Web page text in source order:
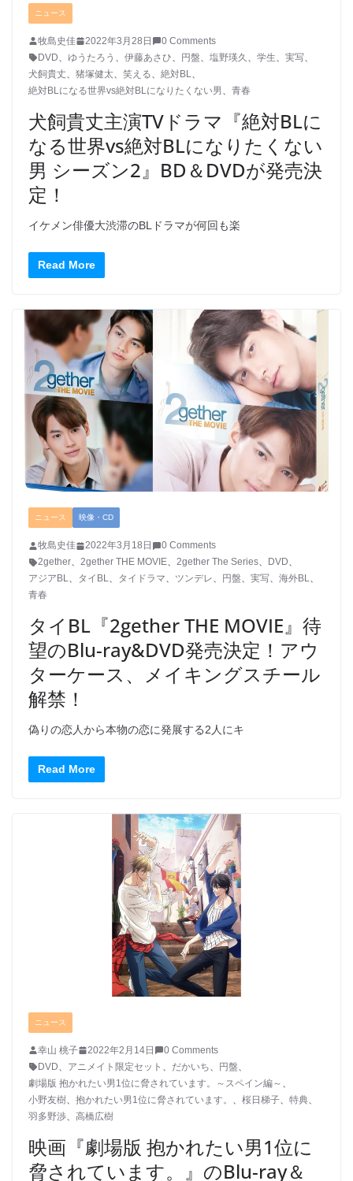
ニュース
牧島史佳 2022年3月28日
0 Comments
DVD
ゆうたろう 伊藤あさひ 円盤 塩野瑛久 学生 実写
犬飼貴丈
猪塚健太 笑える 絶対BL
絶対BLになる世界vs絶対BLになりたくない男
青春
犬飼貴丈主演TVドラマ『絶対BLに
なる世界vs絶対BLになりたくない
男 シーズン2』BD＆DVDが発売決
定！
イケメン俳優大渋滞のBLドラマが何回も楽
Read More
ニュース 映像・CD
牧島史佳 2022年3月18日
0 Comments
2gether、 2gether THE MOVIE、 2gether The Series、 DVD、
アジアBL、 タイBL、 タイドラマ、 ツンデレ、 円盤、 実写、 海外BL、
青春
タイBL『2gether THE MOVIE』待
望のBlu-ray&DVD発売決定！アウ
ターケース、メイキングスチール
解禁！
偽りの恋人から本物の恋に発展する2人にキ
Read More
ニュース
幸山 桃子 2022年2月14日
0 Comments
DVD
アニメイト限定セット だかいち 円盤
劇場版 抱かれたい男1位に脅されています。～スペイン編～
小野友樹
抱かれたい男1位に脅されています。 桜日梯子 特典
羽多野渉
高橋広樹
映画『劇場版 抱かれたい男1位に
脅されています。』のBlu-ray＆